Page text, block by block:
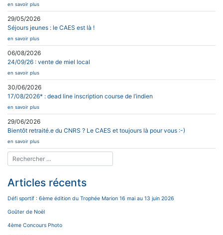
en savoir plus
29/05/2026
Séjours jeunes : le CAES est là !
en savoir plus
06/08/2026
24/09/26 : vente de miel local
en savoir plus
30/06/2026
17/08/2026* : dead line inscription course de l’indien
en savoir plus
29/06/2026
Bientôt retraité.e du CNRS ? Le CAES et toujours là pour vous :-)
en savoir plus
Articles récents
Défi sportif : 6ème édition du Trophée Marion 16 mai au 13 juin 2026
Goûter de Noël
4ème Concours Photo